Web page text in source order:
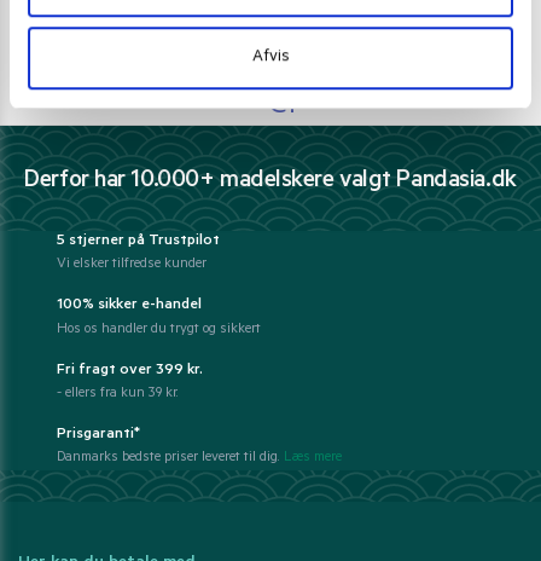
Afvis
Ring 30 27 78 78
E-mail support
kundeservice@pandasia.dk
Derfor har 10.000+ madelskere valgt Pandasia.dk
5 stjerner på Trustpilot
Vi elsker tilfredse kunder
100% sikker e-handel
Hos os handler du trygt og sikkert
Fri fragt over 399 kr.
- ellers fra kun 39 kr.
Prisgaranti*
Danmarks bedste priser leveret til dig. Læs mere